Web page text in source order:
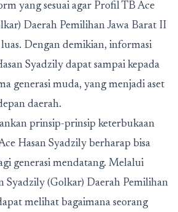
yang sesuai agar Profil TB Ace
Daerah Pemilihan Jawa Barat II
Dengan demikian, informasi
Syadzily dapat sampai kepada
generasi muda, yang menjadi aset
daerah.
prinsip-prinsip keterbukaan
Hasan Syadzily berharap bisa
generasi mendatang. Melalui
Syadzily (Golkar) Daerah Pemilihan
melihat bagaimana seorang